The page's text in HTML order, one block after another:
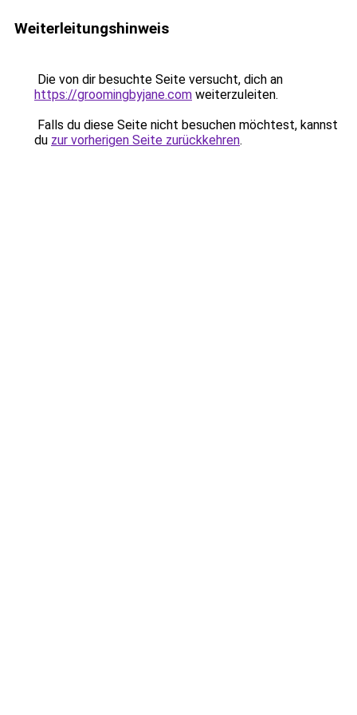
Weiterleitungshinweis
Die von dir besuchte Seite versucht, dich an
https://groomingbyjane.com weiterzuleiten.
Falls du diese Seite nicht besuchen möchtest, kannst
du zur vorherigen Seite zurückkehren.